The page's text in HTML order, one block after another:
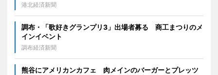
港北経済新聞
調布・「歌好きグランプリ3」出場者募る 商工まつりのメ
インイベント
調布経済新聞
熊谷にアメリカンカフェ 肉メインのバーガーとプレッツ